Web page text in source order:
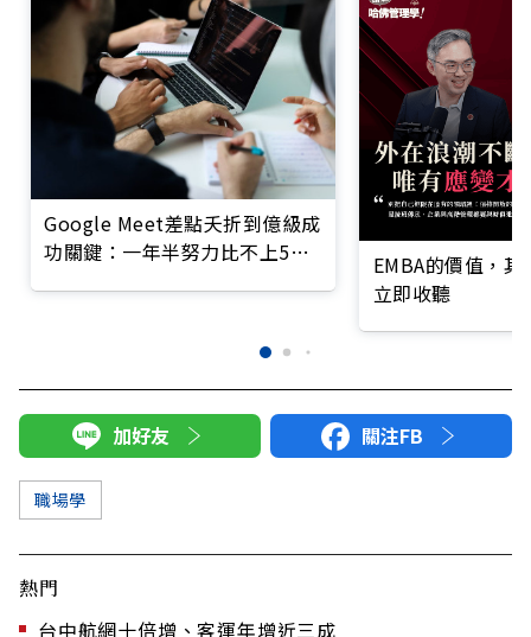
Google Meet差點夭折到億級成
功關鍵：一年半努力比不上5天
EMBA的價值，
立即收聽
加好友 關注FB
職場學
熱門
台中航網十倍增、客運年增近三成